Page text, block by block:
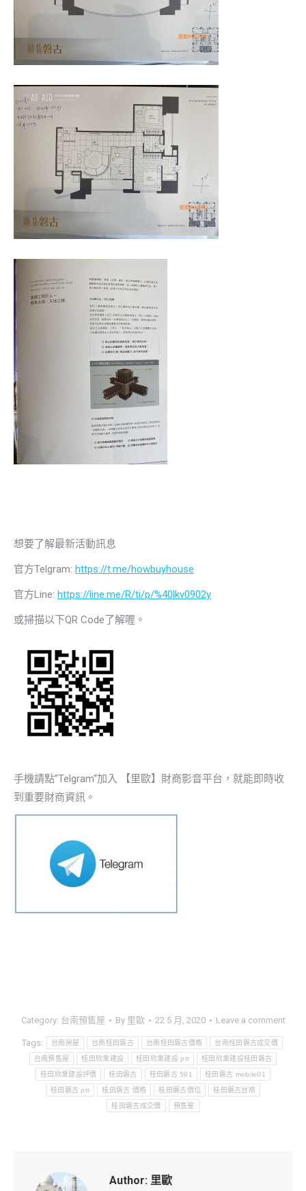
想要了解最新活動訊息
官方Telgram: https://t.me/howbuyhouse
官方Line: https://line.me/R/ti/p/%40lkv0902y
或掃描以下QR Code了解喔。
手機請點”Telgram“加入 【里歐】財商影音平台，就能即時收
到重要財商資訊。
Category: 台南預售屋 By 里歐 22 5 月, 2020 Leave a comment
Tags: 台南房屋 台南桂田磐古 台南桂田磐古價格 台南桂田磐古成交價
台南預售屋 桂田欣業建設 桂田欣業建設 ptt 桂田欣業建設桂田磐古
桂田欣業建設評價 桂田磐古 桂田磐古 591 桂田磐古 mobile01
桂田磐古 ptt 桂田磐古 價格 桂田磐古價位 桂田磐古台南
桂田磐古成交價 預售屋
Author: 里歐